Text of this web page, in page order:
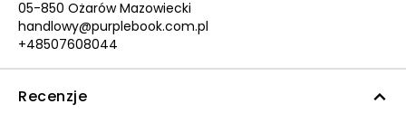
05-850 Ożarów Mazowiecki
handlowy@purplebook.com.pl
+48507608044
Recenzje